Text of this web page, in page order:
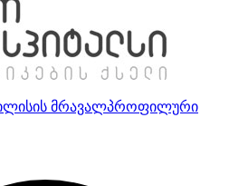
მრავალპროფილური